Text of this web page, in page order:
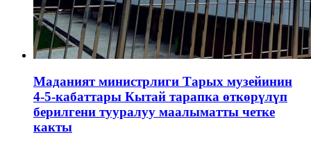
Маданият министрлиги Тарых музейинин
4-5-кабаттары Кытай тарапка өткөрүлүп
берилгени тууралуу маалыматты четке
какты